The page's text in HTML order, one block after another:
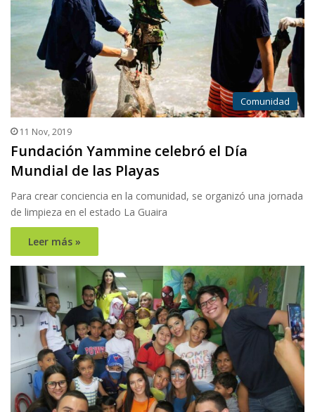
Comunidad
11 Nov, 2019
Fundación Yammine celebró el Día
Mundial de las Playas
Para crear conciencia en la comunidad, se organizó una jornada
de limpieza en el estado La Guaira
Leer más »